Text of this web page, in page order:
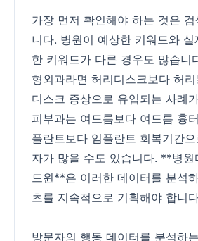
가장 먼저 확인해야 하는 것은
니다. 병원이 예상한 키워드와
한 키워드가 다른 경우도 많습니
형외과라면 허리디스크보다 허
디스크 증상으로 유입되는 사례
피부과는 여드름보다 여드름 흉
플란트보다 임플란트 회복기간
자가 많을 수도 있습니다. **병원
드윈**은 이러한 데이터를 분석
츠를 지속적으로 기획해야 합니
방문자의 행동 데이터를 분석하